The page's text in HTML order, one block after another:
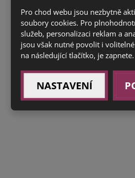
Pro chod webu jsou nezbytně
soubory cookies. Pro
služeb, personalizaci reklam a
jsou však nutné povolit i
na následující tlačítko, je zapnete.
NASTAVENÍ